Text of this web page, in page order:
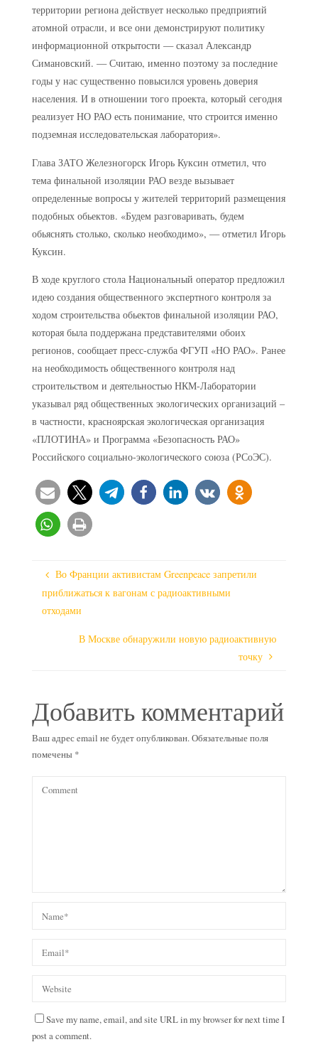
территории региона действует несколько предприятий
атомной отрасли, и все они демонстрируют политику
информационной открытости — сказал Александр
Симановский. — Считаю, именно поэтому за последние
годы у нас существенно повысился уровень доверия
населения. И в отношении того проекта, который сегодня
реализует НО РАО есть понимание, что строится именно
подземная исследовательская лаборатория».
Глава ЗАТО Железногорск Игорь Куксин отметил, что
тема финальной изоляции РАО везде вызывает
определенные вопросы у жителей территорий размещения
подобных обьектов. «Будем разговаривать, будем
обьяснять столько, сколько необходимо», — отметил Игорь
Куксин.
В ходе круглого стола Национальный оператор предложил
идею создания общественного экспертного контроля за
ходом строительства обьектов финальной изоляции РАО,
которая была поддержана представителями обоих
регионов, сообщает пресс-служба ФГУП «НО РАО». Ранее
на необходимость общественного контроля над
строительством и деятельностью НКМ-Лаборатории
указывал ряд общественных экологических организаций –
в частности, красноярская экологическая организация
«ПЛОТИНА» и Программа «Безопасность РАО»
Российского социально-экологического союза (РСоЭС).
Во Франции активистам Greenpeace запретили
приближаться к вагонам с радиоактивными
отходами
В Москве обнаружили новую радиоактивную
точку
Добавить комментарий
Ваш адрес email не будет опубликован.Обязательные поля
помечены *
Save my name, email, and site URL in my browser for next time I
post a comment.